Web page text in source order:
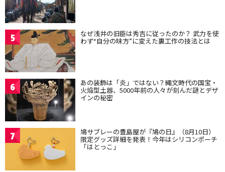
5 なぜ浅井の旧臣は秀吉に従ったのか？ 武力を使
わず“自分の味方”に変えた裏工作の技法とは
6 あの装飾は「炎」ではない？縄文時代の国宝・
火焔型土器、5000年前の人々が刻んだ謎とデザ
インの秘密
7 鳩サブレーの豊島屋が『鳩の日』（8月10日）
限定グッズ詳細を発表！今年はシリコンポーチ
「はとっこ」